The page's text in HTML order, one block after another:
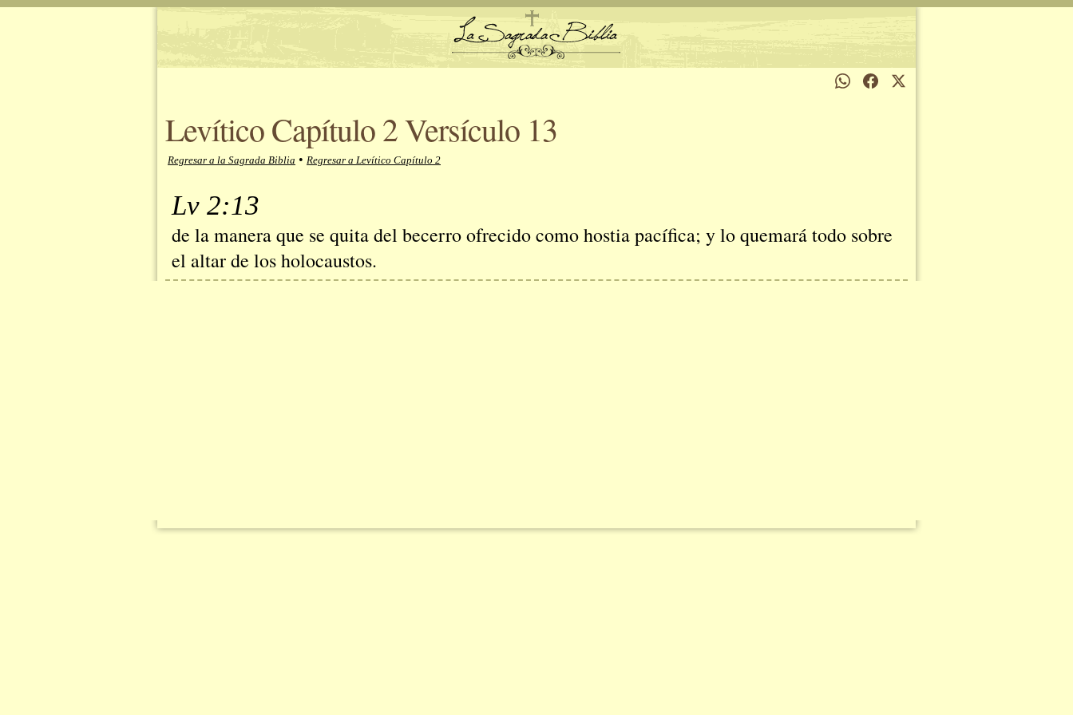
Levítico Capítulo 2 Versículo 13
Regresar a la Sagrada Biblia • Regresar a Levítico Capítulo 2
Lv 2:13
de la manera que se quita del becerro ofrecido como hostia pacífica; y lo quemará todo sobre
el altar de los holocaustos.